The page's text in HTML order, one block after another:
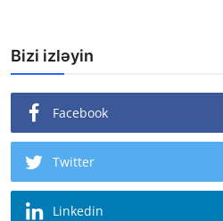
Bizi izləyin
Facebook
Twitter
Linkedin